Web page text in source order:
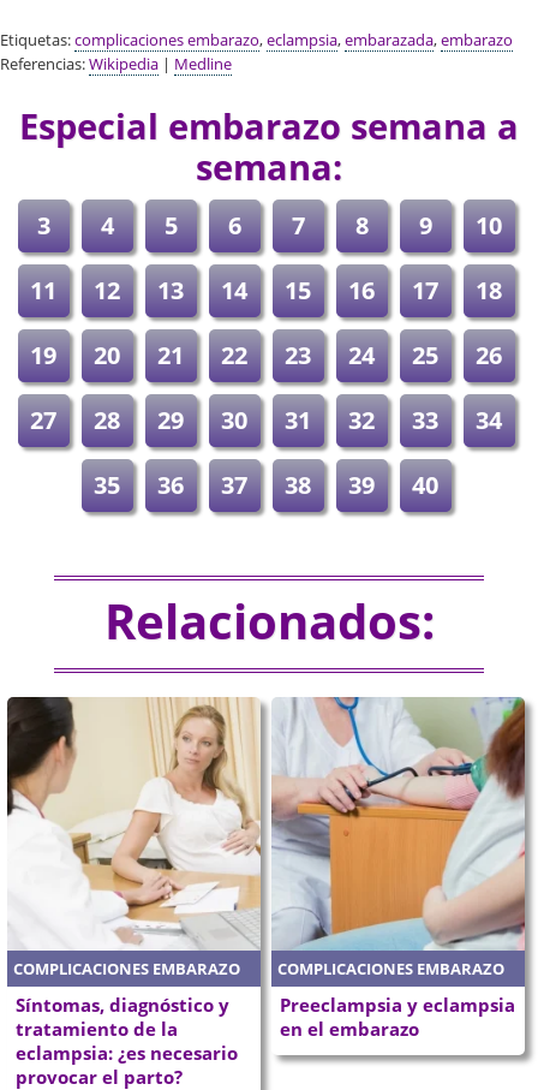
Etiquetas:complicaciones embarazo,eclampsia,embarazada,embarazo
Referencias:Wikipedia | Medline
Especial embarazo semana a
semana:
3 4 5 6 7 8 9
10
11
12 13 14 15 16 17
18
19
20 21 22 23 24 25
26
27
28 29 30 31 32 33
34
35
36 37 38 39 40
Relacionados:
COMPLICACIONES EMBARAZO
Síntomas, diagnóstico y
tratamiento de la
eclampsia: ¿es necesario
provocar el parto?
COMPLICACIONES EMBARAZO
Preeclampsia y eclampsia
en el embarazo